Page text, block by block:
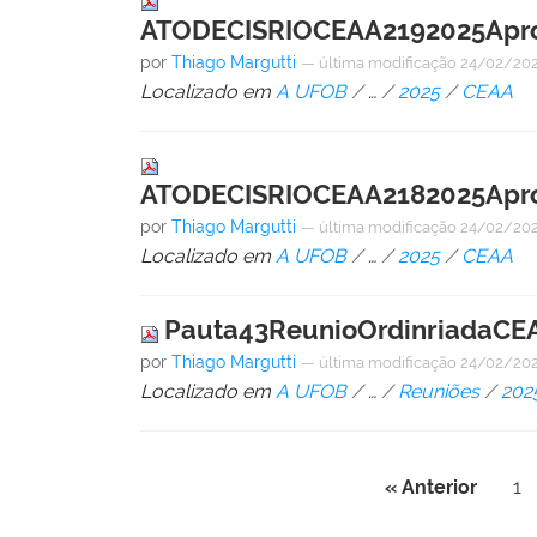
porThiago Margutti — última modificação 24/02/
Localizado em A UFOB /…/2025 / CEAA
porThiago Margutti — última modificação 24/02/
Localizado em A UFOB /…/2025 / CEAA
porThiago Margutti — última modificação 24/02/
Localizado em A UFOB /…/Reuniões /
« Anterior 1